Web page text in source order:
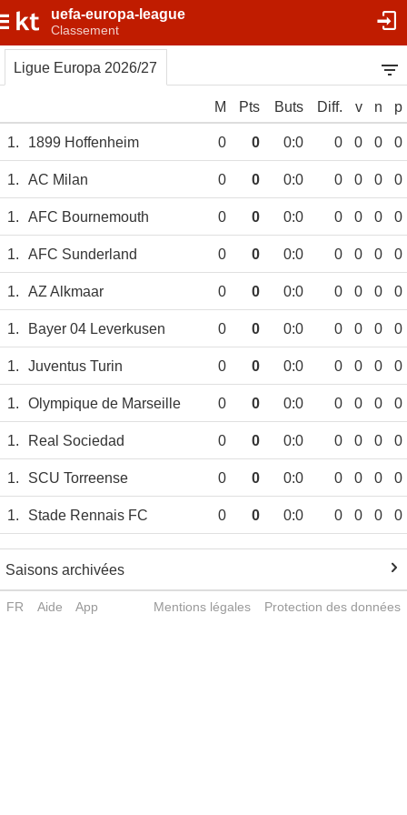
uefa-europa-league
Classement
Ligue Europa 2026/27
M Pts Buts Diff. v n p
1. 1899 Hoffenheim 0 0 0:0 0 0 0 0
1. AC Milan 0 0 0:0 0 0 0 0
1. AFC Bournemouth 0 0 0:0 0 0 0 0
1. AFC Sunderland 0 0 0:0 0 0 0 0
1. AZ Alkmaar 0 0 0:0 0 0 0 0
1. Bayer 04 Leverkusen 0 0 0:0 0 0 0 0
1. Juventus Turin 0 0 0:0 0 0 0 0
1. Olympique de Marseille 0 0 0:0 0 0 0 0
1. Real Sociedad 0 0 0:0 0 0 0 0
1. SCU Torreense 0 0 0:0 0 0 0 0
1. Stade Rennais FC 0 0 0:0 0 0 0 0
Saisons archivées
FR Aide App Mentions légales Protection des données